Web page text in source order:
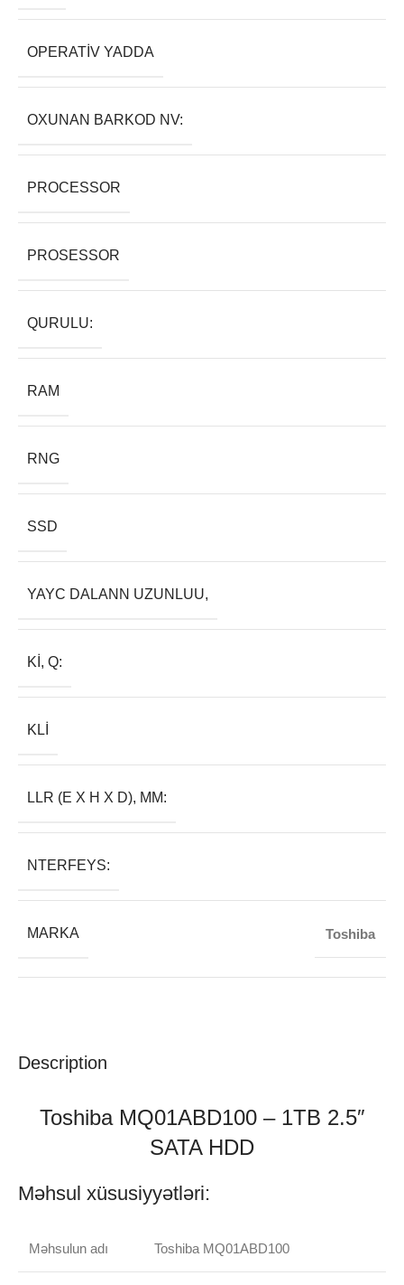
Description
Toshiba MQ01ABD100 – 1TB 2.5″
SATA HDD
Məhsul xüsusiyyətləri:
Məhsulun adı Toshiba MQ01ABD100
OPERATIV YADDA
OXUNAN BARKOD NV:
PROCESSOR
PROSESSOR
QURULU:
RAM
RNG
SSD
YAYC DALANN UZUNLUU,
KI, Q:
KLI
LLR (E X H X D), MM:
NTERFEYS:
MARKA Toshiba